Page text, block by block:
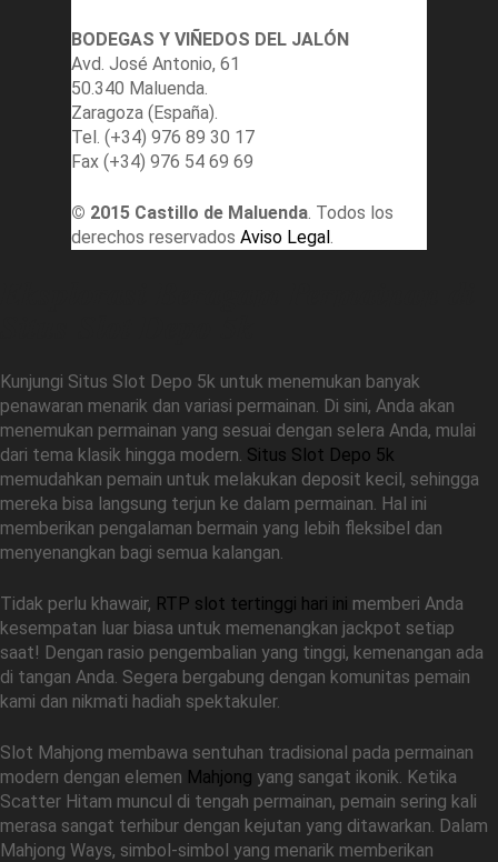
BODEGAS Y VIÑEDOS DEL JALÓN
Avd. José Antonio, 61
50.340 Maluenda.
Zaragoza (España).
Tel. (+34) 976 89 30 17
Fax (+34) 976 54 69 69
© 2015 Castillo de Maluenda. Todos los
derechos reservados Aviso Legal.
Kunjungi Situs Slot Depo 5k untuk menemukan banyak
penawaran menarik dan variasi permainan. Di sini, Anda akan
menemukan permainan yang sesuai dengan selera Anda, mulai
dari tema klasik hingga modern. Situs Slot Depo 5k
memudahkan pemain untuk melakukan deposit kecil, sehingga
mereka bisa langsung terjun ke dalam permainan. Hal ini
memberikan pengalaman bermain yang lebih fleksibel dan
menyenangkan bagi semua kalangan.
Tidak perlu khawair, RTP slot tertinggi hari ini memberi Anda
kesempatan luar biasa untuk memenangkan jackpot setiap
saat! Dengan rasio pengembalian yang tinggi, kemenangan ada
di tangan Anda. Segera bergabung dengan komunitas pemain
kami dan nikmati hadiah spektakuler.
Slot Mahjong membawa sentuhan tradisional pada permainan
modern dengan elemen Mahjong yang sangat ikonik. Ketika
Scatter Hitam muncul di tengah permainan, pemain sering kali
merasa sangat terhibur dengan kejutan yang ditawarkan. Dalam
Mahjong Ways, simbol-simbol yang menarik memberikan